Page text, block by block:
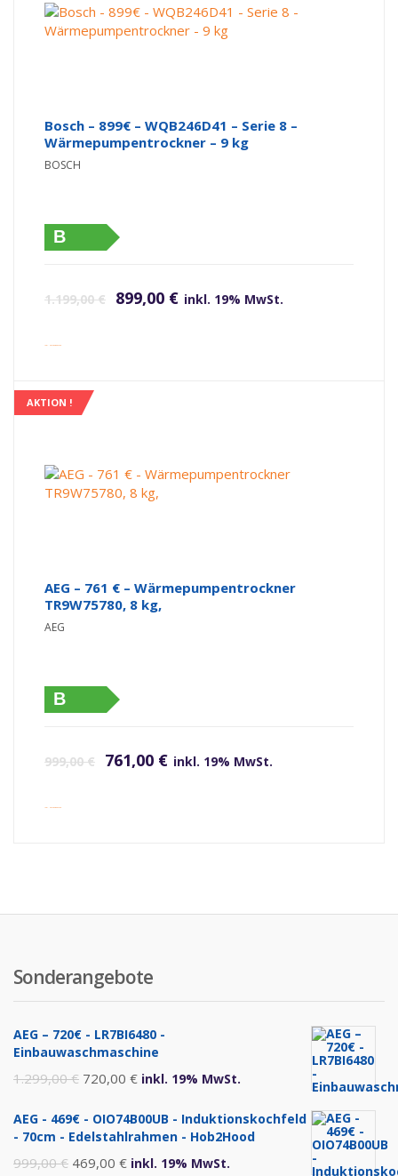
Bosch – 899€ – WQB246D41 – Serie 8 –
Wärmepumpentrockner – 9 kg
BOSCH
B
1.199,00€ 899,00 € inkl. 19% MwSt.
inkl. Versandkosten
AKTION !
AEG – 761 € – Wärmepumpentrockner
TR9W75780, 8 kg,
AEG
B
999,00€ 761,00 € inkl. 19% MwSt.
inkl. Versandkosten
Sonderangebote
AEG – 720€ - LR7BI6480 -
Einbauwaschmaschine
1.299,00€ Ursprünglicher
war:
720,00 €Aktueller
ist:
inkl. 19% MwSt.
AEG - 469€ - OIO74B00UB - Induktionskochfeld
- 70cm - Edelstahlrahmen - Hob2Hood
999,00€ Ursprünglicher
469,00 €Aktueller
inkl. 19% MwSt.